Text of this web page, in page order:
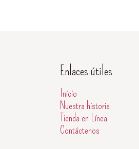
Enlaces útiles
Inicio
Nuestra historia
Tienda en Línea
Contáctenos